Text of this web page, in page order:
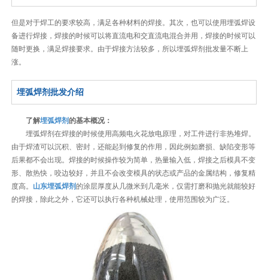
但是对于焊工的要求较高，满足各种材料的焊接。其次，也可以使用埋弧焊设
备进行焊接，焊接的时候可以将直流电和交直流电混合并用，焊接的时候可以
随时更换，满足焊接要求。由于焊接方法较多，所以埋弧焊剂批发量不断上
涨。
埋弧焊剂批发介绍
了解埋弧焊剂的基本概况：
埋弧焊剂在焊接的时候使用高频电火花放电原理，对工件进行非热堆焊。
由于焊渣可以沉积、密封，还能起到修复的作用，因此例如磨损、缺陷变形等
后果都不会出现。焊接的时候操作较为简单，热量输入低，焊接之后模具不变
形、散热快，咬边较好，并且不会改变模具的状态或产品的金属结构，修复精
度高。 山东埋弧焊剂的涂层厚度从几微米到几毫米，仅需打磨和抛光就能较好
的焊接，除此之外，它还可以执行各种机械处理，使用范围较为广泛。